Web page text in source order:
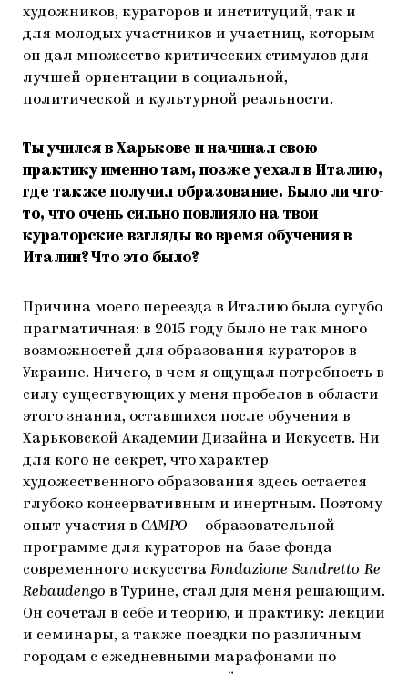
художников, кураторов и институций, так и
для молодых участников и участниц, которым
он дал множество критических стимулов для
лучшей ориентации в социальной,
политической и культурной реальности.
Ты учился в Харькове и начинал свою
практику именно там, позже уехал в Италию,
где также получил образование. Было ли что-
то, что очень сильно повлияло на твои
кураторские взгляды во время обучения в
Италии? Что это было?
Причина моего переезда в Италию была сугубо
прагматичная: в 2015 году было не так много
возможностей для образования кураторов в
Украине. Ничего, в чем я ощущал потребность в
силу существующих у меня пробелов в области
этого знания, оставшихся после обучения в
Харьковской Академии Дизайна и Искусств. Ни
для кого не секрет, что характер
художественного образования здесь остается
глубоко консервативным и инертным. Поэтому
опыт участия в CAMPO — образовательной
программе для кураторов на базе фонда
современного искусства Fondazione Sandretto Re
Rebaudengo в Турине, стал для меня решающим.
Он сочетал в себе и теорию, и практику: лекции
и семинары, а также поездки по различным
городам с ежедневными марафонами по